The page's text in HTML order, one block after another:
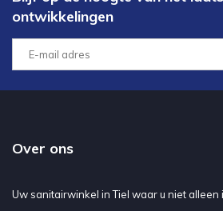
ontwikkelingen
Over ons
Uw sanitairwinkel in Tiel waar u niet